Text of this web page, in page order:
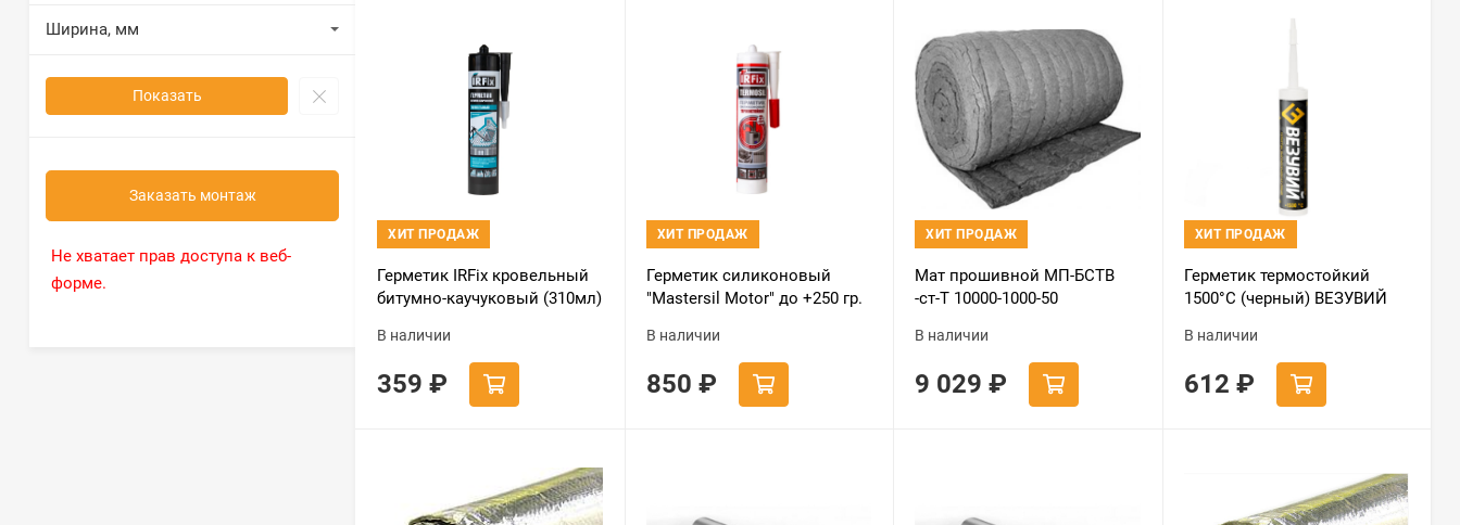
Ширина, мм
Показать
Заказать монтаж
Не хватает прав доступа к веб-
форме.
ХИТ ПРОДАЖ
Герметик IRFix кровельный
битумно-каучуковый (310мл)
В наличии
359 ₽
ХИТ ПРОДАЖ
Герметик силиконовый
"Mastersil Motor" до +250 гр.
В наличии
850 ₽
ХИТ ПРОДАЖ
Мат прошивной МП-БСТВ
-ст-Т 10000-1000-50
В наличии
9 029 ₽
ХИТ ПРОДАЖ
Герметик термостойкий
1500°С (черный) ВЕЗУВИЙ
В наличии
612 ₽